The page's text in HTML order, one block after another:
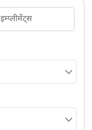
इम्प्लीमेंट्स